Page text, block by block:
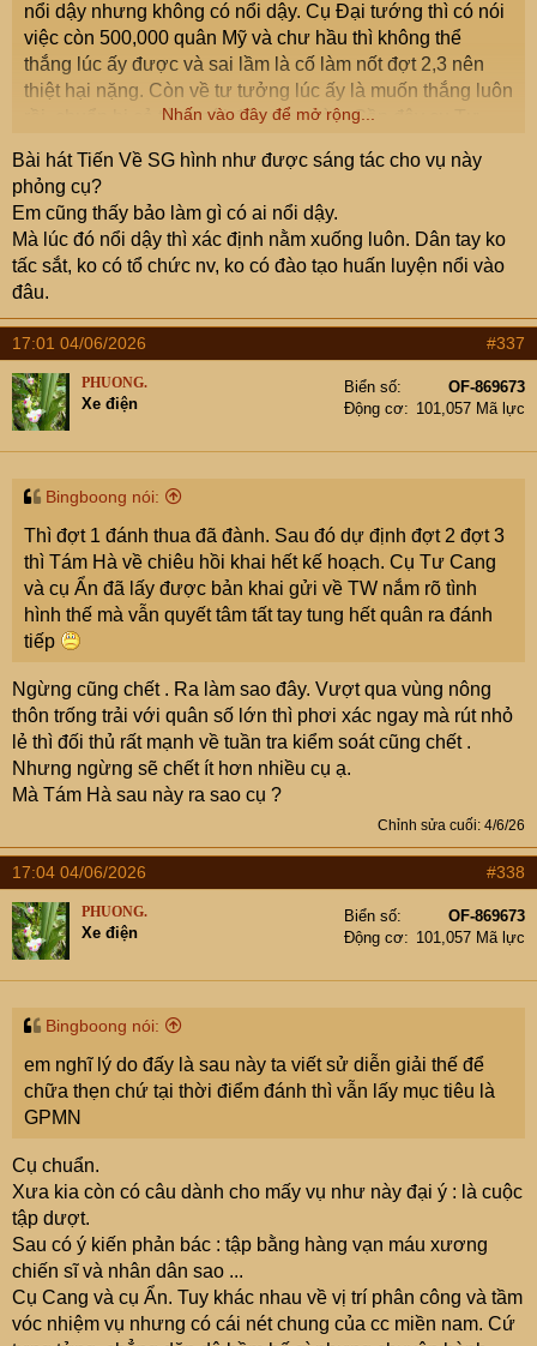
nổi dậy nhưng không có nổi dậy. Cụ Đại tướng thì có nói
việc còn 500,000 quân Mỹ và chư hầu thì không thể
thắng lúc ấy được và sai lầm là cố làm nốt đợt 2,3 nên
thiệt hại nặng. Còn về tư tưởng lúc ấy là muốn thắng luôn
rồi, chuẩn bị cả tiền mới để mang vào. Gần đây cụ Tư
Xuân Ẩn lúc ấy còn bị huy động tham gia chiến dịch thì
chắc lúc ấy cũng muốn chốt hạ luôn rồi.
Hồi ấy các đơn vị ở ngoài cũng tan rã bộ đội đói nhiều,
có nhiều bác đói quá đi theo đồng bào dân tộc để ăn, rồi
lấy vợ sinh con, bỏ ngũ luôn. Cách đây hơn chục năm có
mấy trường hợp liệt sỹ bất ngờ quay về quê (lý do là tâm
thần, quên bây giờ mới nhớ ra).. là nhiều bác thuộc
trường hợp này. Chắc lâu quá rồi nên nhà nước cũng lờ
đi
Nhấn vào đây để mở rộng...
Bài hát Tiến Về SG hình như được sáng tác cho vụ này
phỏng cụ?
Em cũng thấy bảo làm gì có ai nổi dậy.
Mà lúc đó nổi dậy thì xác định nằm xuống luôn. Dân tay ko
tấc sắt, ko có tổ chức nv, ko có đào tạo huấn luyện nổi vào
đâu.
17:01 04/06/2026 #337
PHUONG.
Xe điện
Biển số
OF-869673
Động cơ
101,057 Mã lực
Bingboong nói:
Thì đợt 1 đánh thua đã đành. Sau đó dự định đợt 2 đợt 3
thì Tám Hà về chiêu hồi khai hết kế hoạch. Cụ Tư Cang
và cụ Ẩn đã lấy được bản khai gửi về TW nắm rõ tình
hình thế mà vẫn quyết tâm tất tay tung hết quân ra đánh
tiếp
Ngừng cũng chết . Ra làm sao đây. Vượt qua vùng nông
thôn trống trải với quân số lớn thì phơi xác ngay mà rút nhỏ
lẻ thì đối thủ rất mạnh về tuần tra kiểm soát cũng chết .
Nhưng ngừng sẽ chết ít hơn nhiều cụ ạ.
Mà Tám Hà sau này ra sao cụ ?
Chỉnh sửa cuối: 4/6/26
17:04 04/06/2026 #338
PHUONG.
Xe điện
Biển số
OF-869673
Động cơ
101,057 Mã lực
Bingboong nói:
em nghĩ lý do đấy là sau này ta viết sử diễn giải thế để
chữa thẹn chứ tại thời điểm đánh thì vẫn lấy mục tiêu là
GPMN
Cụ chuẩn.
Xưa kia còn có câu dành cho mấy vụ như này đại ý : là cuộc
tập dượt.
Sau có ý kiến phản bác : tập bằng hàng vạn máu xương
chiến sĩ và nhân dân sao ...
Cụ Cang và cụ Ẩn. Tuy khác nhau về vị trí phân công và tầm
vóc nhiệm vụ nhưng có cái nét chung của cc miền nam. Cứ